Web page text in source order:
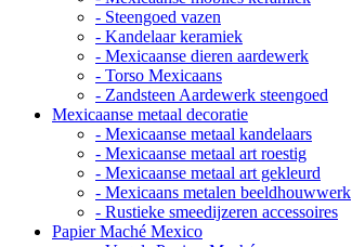
- Steengoed vazen
- Kandelaar keramiek
- Mexicaanse dieren aardewerk
- Torso Mexicaans
- Zandsteen Aardewerk steengoed
Mexicaanse metaal decoratie
- Mexicaanse metaal kandelaars
- Mexicaanse metaal art roestig
- Mexicaanse metaal art gekleurd
- Mexicaans metalen beeldhouwwerk
- Rustieke smeedijzeren accessoires
Papier Maché Mexico